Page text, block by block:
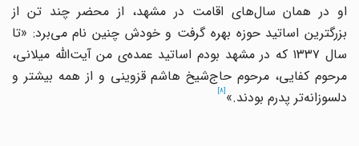
او در همان سال‌های اقامت در مشهد، از محضر چند تن از
بزرگترین اساتید حوزه بهره گرفت و خودش چنین نام می‌برد: «تا
سال ۱۳۳۷ که در مشهد بودم اساتید عمده‌ی من آیت‌الله میلانی،‌
‌‌مرحوم کفایی، مرحوم حاج‌شیخ‌ هاشم قزوینی و از همه بیشتر و
دلسوزانه‌تر پدرم بودند.»